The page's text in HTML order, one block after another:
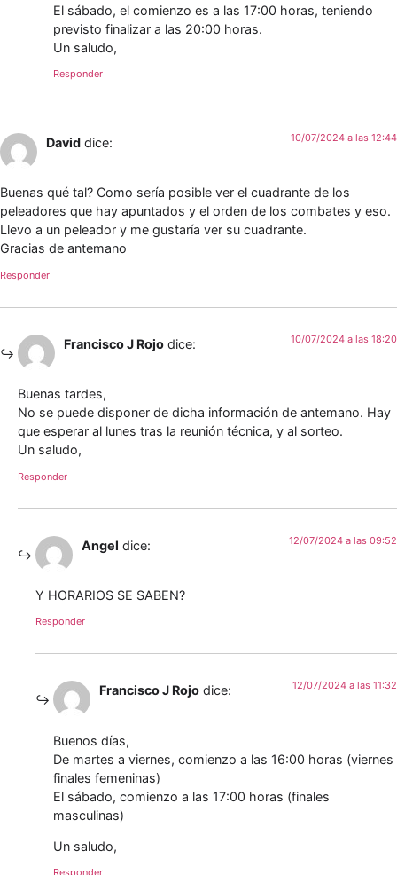
El sábado, el comienzo es a las 17:00 horas, teniendo
previsto finalizar a las 20:00 horas.
Un saludo,
Responder
David dice: 10/07/2024 a las 12:44
Buenas qué tal? Como sería posible ver el cuadrante de los
peleadores que hay apuntados y el orden de los combates y eso.
Llevo a un peleador y me gustaría ver su cuadrante.
Gracias de antemano
Responder
Francisco J Rojo dice: 10/07/2024 a las 18:20
Buenas tardes,
No se puede disponer de dicha información de antemano. Hay
que esperar al lunes tras la reunión técnica, y al sorteo.
Un saludo,
Responder
Angel dice: 12/07/2024 a las 09:52
Y HORARIOS SE SABEN?
Responder
Francisco J Rojo dice: 12/07/2024 a las 11:32
Buenos días,
De martes a viernes, comienzo a las 16:00 horas (viernes
finales femeninas)
El sábado, comienzo a las 17:00 horas (finales
masculinas)
Un saludo,